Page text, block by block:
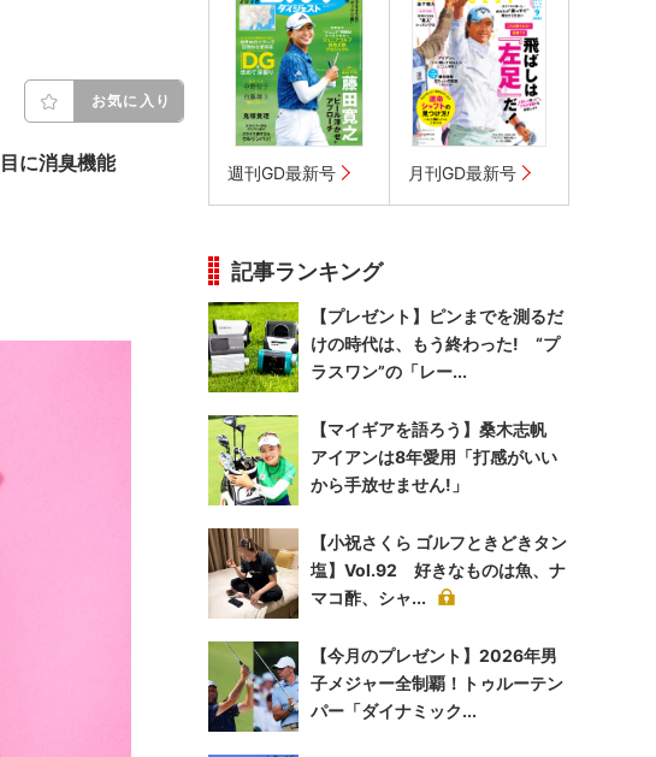
お気に入り
に消臭機能
週刊GD最新号 月刊GD最新号
記事ランキング
【プレゼント】ピンまでを測るだ
けの時代は、もう終わった! “プ
ラスワン”の「レー...
【マイギアを語ろう】桑木志帆
アイアンは8年愛用「打感がいい
から手放せません!」
【小祝さくら ゴルフときどきタン
塩】Vol.92 好きなものは魚、ナ
マコ酢、シャ...
【今月のプレゼント】2026年男
子メジャー全制覇！トゥルーテン
パー「ダイナミック...